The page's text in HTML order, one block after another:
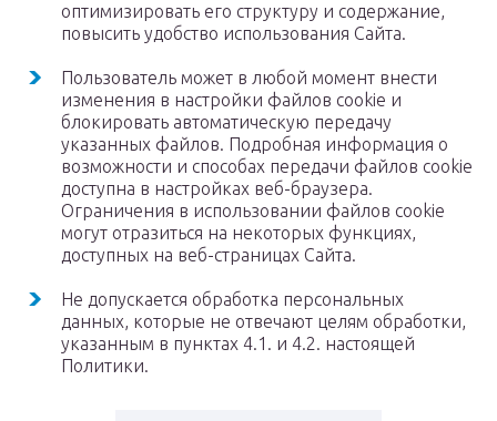
оптимизировать его структуру и содержание,
повысить удобство использования Сайта.
Пользователь может в любой момент внести
изменения в настройки файлов cookie и
блокировать автоматическую передачу
указанных файлов. Подробная информация о
возможности и способах передачи файлов cookie
доступна в настройках веб-браузера.
Ограничения в использовании файлов cookie
могут отразиться на некоторых функциях,
доступных на веб-страницах Сайта.
Не допускается обработка персональных
данных, которые не отвечают целям обработки,
указанным в пунктах 4.1. и 4.2. настоящей
Политики.